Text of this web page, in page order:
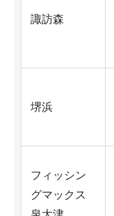
諏訪森
堺浜
フィッシン
グマックス